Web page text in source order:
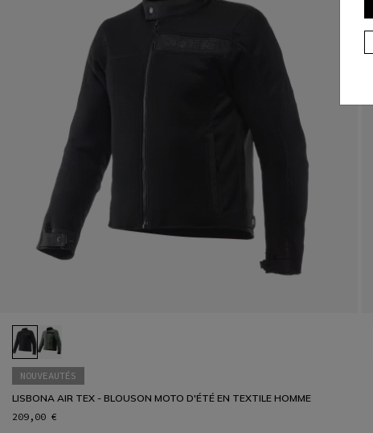
Comment s'habiller à moto en été : protection,
ventilation et confort.
NOUVEAUTÉS
LISBONA AIR TEX - BLOUSON MOTO D'ÉTÉ EN TEXTILE HOMME
209,00 €